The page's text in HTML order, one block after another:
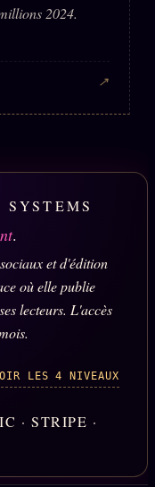
2024.
↗
.
et d'édition
où elle publie
lecteurs. L'accès
LES 4 NIVEAUX
· STRIPE ·